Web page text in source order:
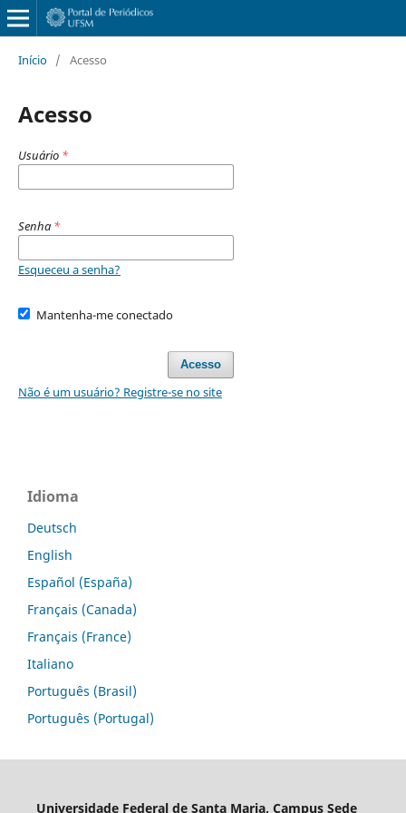
Início / Acesso
Acesso
Usuário *
Senha *
Esqueceu a senha?
Mantenha-me conectado
Acesso
Não é um usuário? Registre-se no site
Idioma
Deutsch
English
Español (España)
Français (Canada)
Français (France)
Italiano
Português (Brasil)
Português (Portugal)
Universidade Federal de Santa Maria, Campus Sede